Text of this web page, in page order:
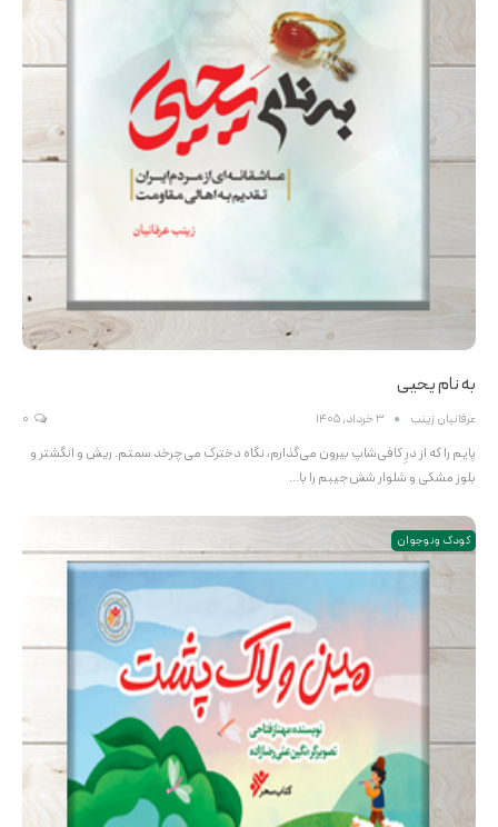
به نام یحیی
عرفانیان زینب 3 خرداد, 1405
پایم را که از درِ کافی‌شاپ بیرون می‌گذارم، نگاه دخترک می‌چرخد سمتم. ریش و انگشتر و
بلوز مشکی و شلوار شش‌جیبم را با…
کودک و نوجوان